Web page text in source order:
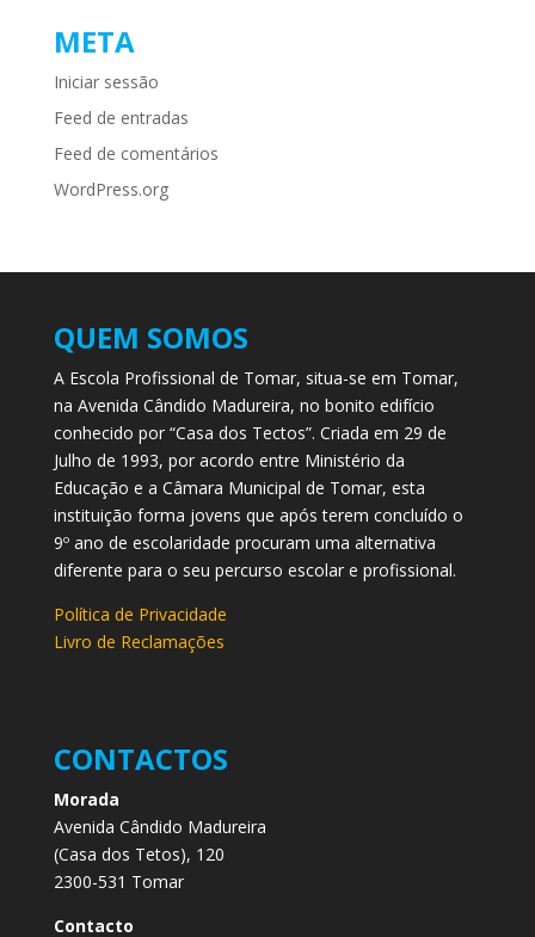
META
Iniciar sessão
Feed de entradas
Feed de comentários
WordPress.org
QUEM SOMOS
A Escola Profissional de Tomar, situa-se em Tomar,
na Avenida Cândido Madureira, no bonito edifício
conhecido por “Casa dos Tectos”. Criada em 29 de
Julho de 1993, por acordo entre Ministério da
Educação e a Câmara Municipal de Tomar, esta
instituição forma jovens que após terem concluído o
9º ano de escolaridade procuram uma alternativa
diferente para o seu percurso escolar e profissional.
Política de Privacidade
Livro de Reclamações
CONTACTOS
Morada
Avenida Cândido Madureira
(Casa dos Tetos), 120
2300-531 Tomar
Contacto